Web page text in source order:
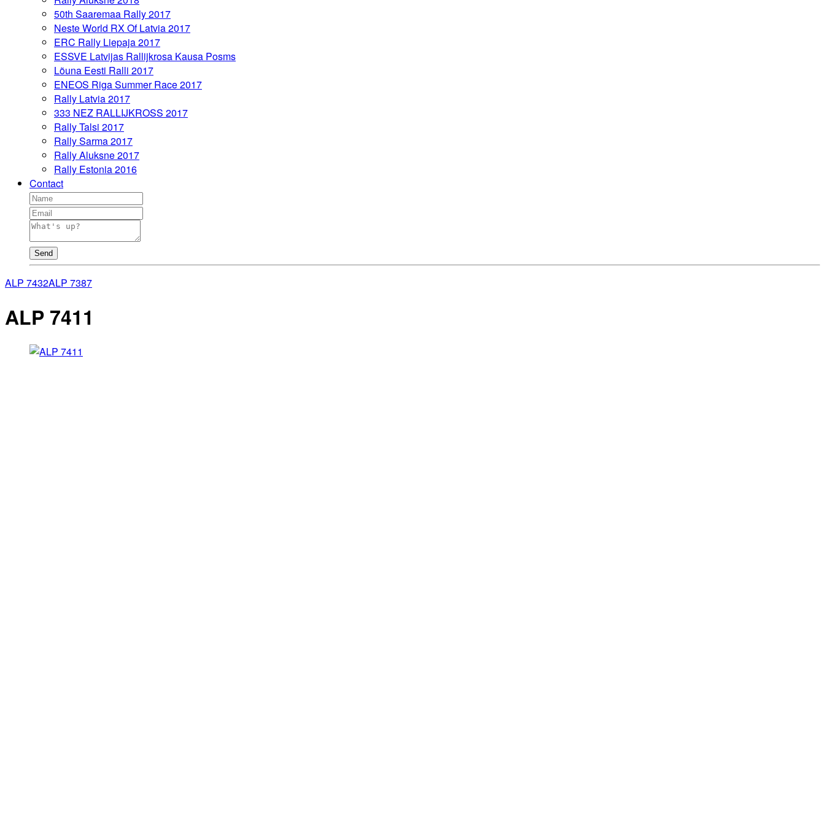
50th Saaremaa Rally 2017
Neste World RX Of Latvia 2017
ERC Rally Liepaja 2017
ESSVE Latvijas Rallijkrosa Kausa Posms
Lõuna Eesti Ralli 2017
ENEOS Riga Summer Race 2017
Rally Latvia 2017
333 NEZ RALLIJKROSS 2017
Rally Talsi 2017
Rally Sarma 2017
Rally Aluksne 2017
Rally Estonia 2016
Contact
Send
ALP 7432ALP 7387
ALP 7411